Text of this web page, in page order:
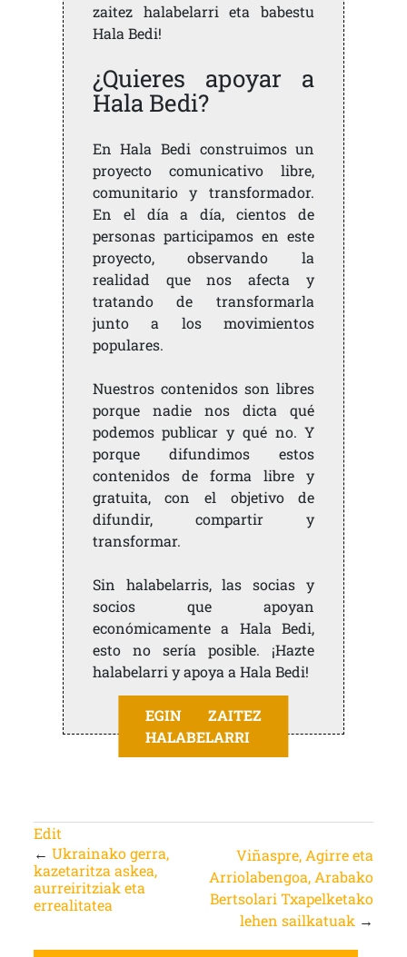
zaitez halabelarri eta babestu
Hala Bedi!
¿Quieres apoyar a
Hala Bedi?
En Hala Bedi construimos un
proyecto comunicativo libre,
comunitario y transformador.
En el día a día, cientos de
personas participamos en este
proyecto, observando la
realidad que nos afecta y
tratando de transformarla
junto a los movimientos
populares.
Nuestros contenidos son libres
porque nadie nos dicta qué
podemos publicar y qué no. Y
porque difundimos estos
contenidos de forma libre y
gratuita, con el objetivo de
difundir, compartir y
transformar.
Sin halabelarris, las socias y
socios que apoyan
económicamente a Hala Bedi,
esto no sería posible. ¡Hazte
halabelarri y apoya a Hala Bedi!
EGIN ZAITEZ
HALABELARRI
Edit
← Ukrainako gerra,
kazetaritza askea,
aurreiritziak eta
errealitatea
Viñaspre, Agirre eta
Arriolabengoa, Arabako
Bertsolari Txapelketako
lehen sailkatuak →